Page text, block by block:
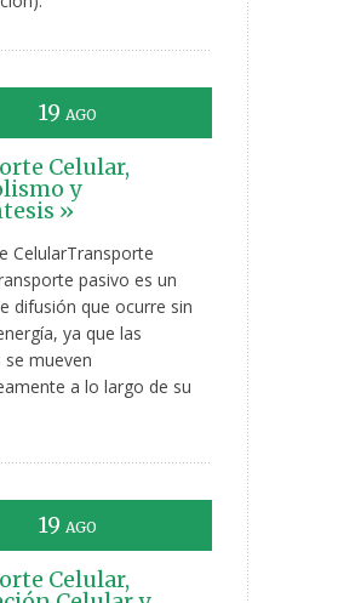
19 AGO
Celular,
y
»
CelularTransporte
pasivo es un
difusión que ocurre sin
ya que las
mueven
a lo largo de su
19 AGO
Celular,